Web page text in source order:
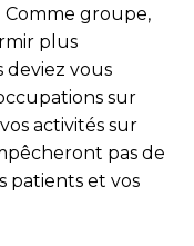
Comme groupe,
plus
deviez vous
sur
activités sur
pas de
patients et vos